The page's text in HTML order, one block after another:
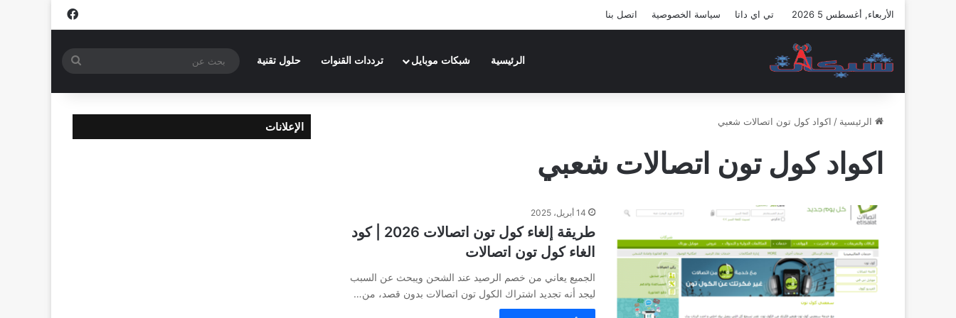
الأربعاء, أغسطس 5 2026 تي اي داتا سياسة الخصوصية اتصل بنا فيسبوك
الرئيسية شبكات موبايل ترددات القنوات حلول تقنية
بحث
الرئيسية / اكواد كول تون اتصالات شعبي
اكواد كول تون اتصالات شعبي
14 أبريل، 2025
طريقة إلغاء كول تون اتصالات 2026 | كود
الغاء كول تون اتصالات
الجميع يعاني من خصم الرصيد عند الشحن ويبحث عن السبب
ليجد أنه تجديد اشتراك الكول تون اتصالات بدون قصد، من…
الإعلانات